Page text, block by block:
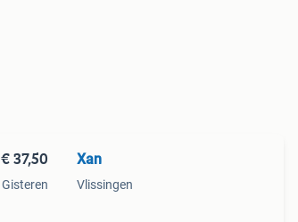
€ 37,50
Gisteren
Xan
Vlissingen